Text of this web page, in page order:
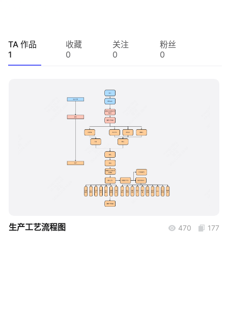
知识分享社区
TA 作品
1
收藏
0
关注
0
粉丝
0
boardmix
生产工艺流程图 470 177